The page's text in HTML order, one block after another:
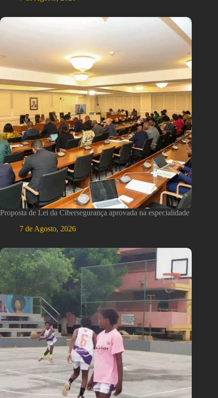
Proposta de Lei da Cibersegurança aprovada na especialidade
7 de Agosto, 2026